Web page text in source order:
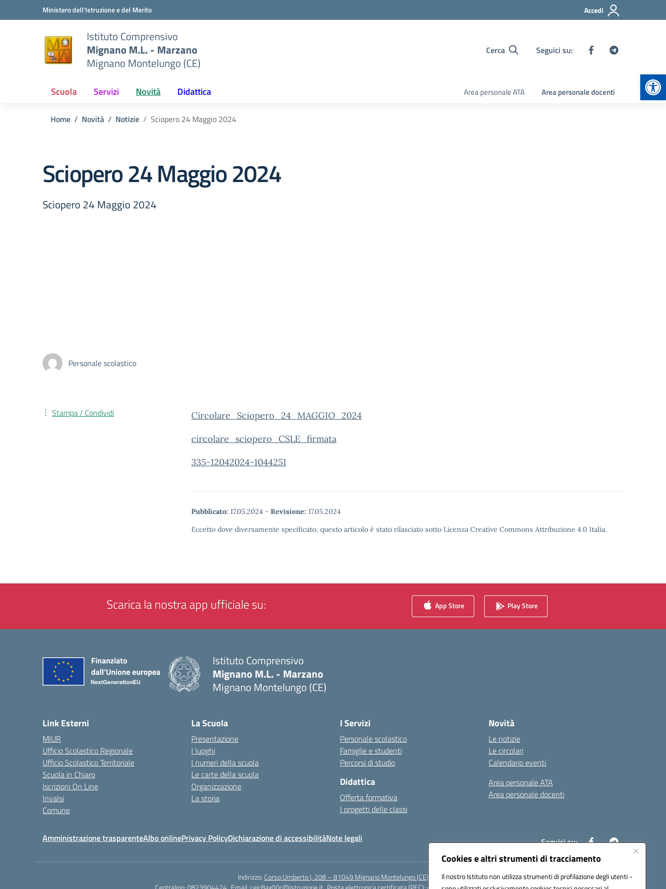
Cookies e altri strumenti di tracciamento
Il nostro Istituto non utilizza strumenti di profilazione degli utenti -
Vai ai contenuti
Vai al menu di navigazioneMinistero dell'Istruzione e del Merito Accedi
Istituto Comprensivo
Mignano M.L. - Marzano
Mignano Montelungo (CE)
Cerca Seguici su:
Scuola Servizi Novità Didattica Area personale ATA Area personale docenti
Home Novità Notizie Sciopero 24 Maggio 2024
Sciopero 24 Maggio 2024
Sciopero 24 Maggio 2024
Personale scolastico
Circolare_Sciopero_24_MAGGIO_2024
circolare_sciopero_CSLE_firmata
335-12042024-1044251
Pubblicato: 17.05.2024 - Revisione: 17.05.2024
Eccetto dove diversamente specificato, questo articolo è stato rilasciato sotto Licenza Creative Commons Attribuzione 4.0 Italia.
Stampa / Condividi
Scarica la nostra app ufficiale su: App Store Play Store
Istituto Comprensivo
Mignano M.L. - Marzano
Mignano Montelungo (CE)
Link Esterni
MIUR
Ufficio Scolastico Regionale
Ufficio Scolastico Territoriale
Scuola in Chiaro
Iscrizioni On Line
Invalsi
Comune
La Scuola
Presentazione
I luoghi
I numeri della scuola
Le carte della scuola
Organizzazione
La storia
I Servizi
Personale scolastico
Famiglie e studenti
Percorsi di studio
Didattica
Offerta formativa
I progetti delle classi
Novità
Le notizie
Le circolari
Calendario eventi
Area personale ATA
Area personale docenti
Amministrazione trasparenteAlbo onlinePrivacy PolicyDichiarazione di accessibilitàNote legali Seguici su:
Indirizzo: Corso Umberto I, 208 – 81049 Mignano Montelungo (CE)